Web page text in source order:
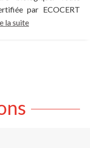
par ECOCERT
la suite